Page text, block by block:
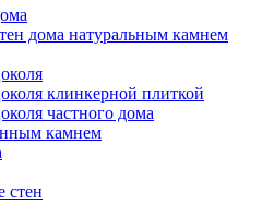
дома натуральным камнем
клинкерной плиткой
частного дома
камнем
стен